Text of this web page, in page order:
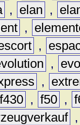
, elan ,
,
,
,
,
f430 , f50 ,